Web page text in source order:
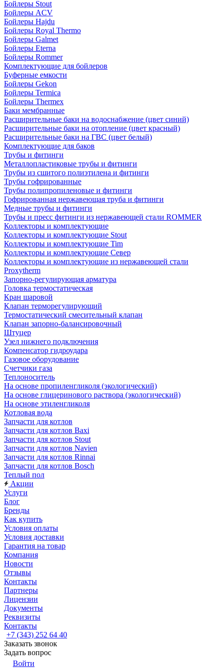
Бойлеры Stout
Бойлеры ACV
Бойлеры Hajdu
Бойлеры Royal Thermo
Бойлеры Galmet
Бойлеры Eterna
Бойлеры Rommer
Комплектующие для бойлеров
Буферные емкости
Бойлеры Gekon
Бойлеры Termica
Бойлеры Thermex
Баки мембранные
Расширительные баки на водоснабжение (цвет синий)
Расширительные баки на отопление (цвет красный)
Расширительные баки на ГВС (цвет белый)
Комплектующие для баков
Трубы и фитинги
Металлопластиковые трубы и фитинги
Трубы из сшитого полиэтилена и фитинги
Трубы гофрированные
Трубы полипропиленовые и фитинги
Гофрированная нержавеющая труба и фитинги
Медные трубы и фитинги
Трубы и пресс фитинги из нержавеющей стали ROMMER
Коллекторы и комплектующие
Коллекторы и комплектующие Stout
Коллекторы и комплектующие Tim
Коллекторы и комплектующие Север
Коллекторы и комплектующие из нержавеющей стали
Proxytherm
Запорно-регулирующая арматура
Головка термостатическая
Кран шаровой
Клапан терморегулирующий
Термостатический смесительный клапан
Клапан запорно-балансировочный
Штуцер
Узел нижнего подключения
Компенсатор гидроудара
Газовое оборудование
Счетчики газа
Теплоноситель
На основе пропиленгликоля (экологический)
На основе глицеринового раствора (экологический)
На основе этиленгликоля
Котловая вода
Запчасти для котлов
Запчасти для котлов Baxi
Запчасти для котлов Stout
Запчасти для котлов Navien
Запчасти для котлов Rinnai
Запчасти для котлов Bosch
Теплый пол
Акции
Услуги
Блог
Бренды
Как купить
Условия оплаты
Условия доставки
Гарантия на товар
Компания
Новости
Отзывы
Контакты
Партнеры
Лицензии
Документы
Реквизиты
Контакты
+7 (343) 252 64 40
Заказать звонок
Задать вопрос
Войти